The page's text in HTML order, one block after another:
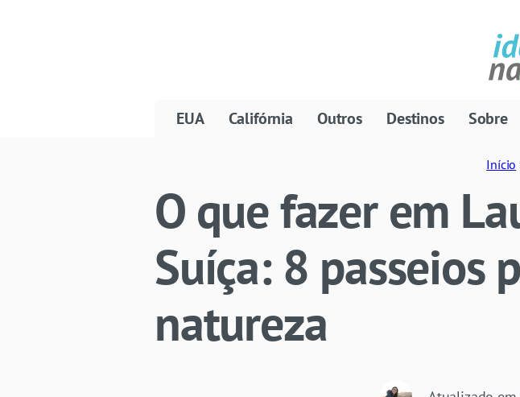
EUA Califórnia Outros Destinos Sobre
Início
O que fazer em
Suíça: 8 passeios
natureza